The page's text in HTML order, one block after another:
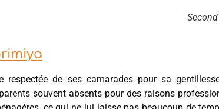
respectée de ses camarades pour sa
souvent absents pour des raisons